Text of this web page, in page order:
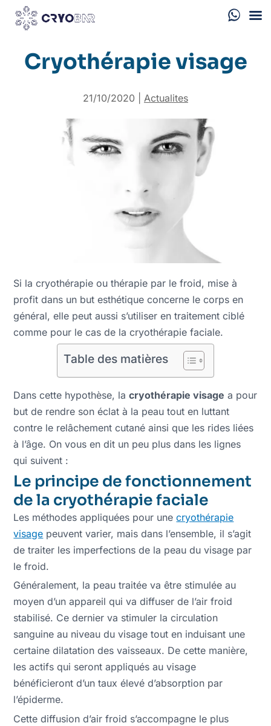
Cryothérapie visage
21/10/2020 Actualites
Si la cryothérapie ou thérapie par le froid, mise à
profit dans un but esthétique concerne le corps en
général, elle peut aussi s’utiliser en traitement ciblé
comme pour le cas de la cryothérapie faciale.
Table des matières
Dans cette hypothèse, lacryothérapie visage a pour
but de rendre son éclat à la peau tout en luttant
contre le relâchement cutané ainsi que les rides liées
à l’âge. On vous en dit un peu plus dans les lignes
qui suivent :
Le principe de fonctionnement
de la cryothérapie faciale
Les méthodes appliquées pour unecryothérapie
visage peuvent varier, mais dans l’ensemble, il s’agit
de traiter les imperfections de la peau du visage par
le froid.
Généralement, la peau traitée va être stimulée au
moyen d’un appareil qui va diffuser de l’air froid
stabilisé. Ce dernier va stimuler la circulation
sanguine au niveau du visage tout en induisant une
certaine dilatation des vaisseaux. De cette manière,
les actifs qui seront appliqués au visage
bénéficieront d’un taux élevé d’absorption par
l’épiderme.
Cette diffusion d’air froid s’accompagne le plus